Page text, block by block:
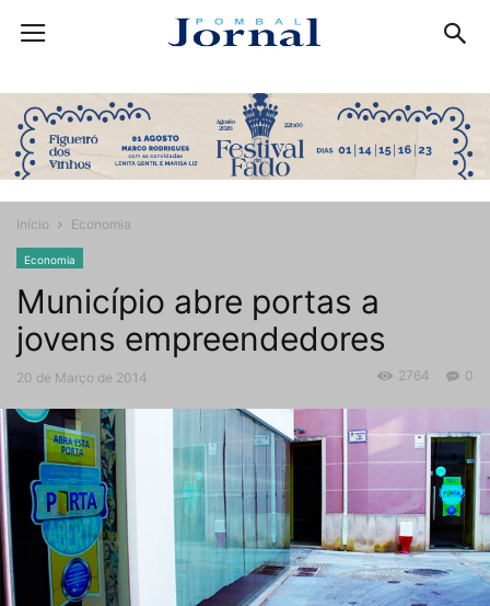
Início Economia
Economia
Município abre portas a
jovens empreendedores
20 de Março de 2014 0
2764